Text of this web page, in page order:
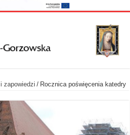
zapowiedzi / Rocznica poświęcenia katedry